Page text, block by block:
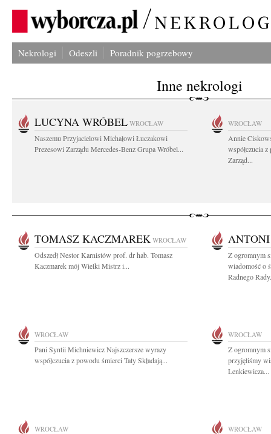
Nekrologi Odeszli Poradnik pogrzebowy
Inne nekrologi
LUCYNA WRÓBEL WROCŁAW
Naszemu Przyjacielowi Michałowi Łuczakowi
Prezesowi Zarządu Mercedes-Benz Grupa Wróbel...
WROCŁAW
Annie
współczucia
Zarząd...
TOMASZ KACZMAREK WROCŁAW
Odszedł Nestor Karnistów prof. dr hab. Tomasz
Kaczmarek mój Wielki Mistrz i...
Z ogromnym
wiadomość o
Radnego
WROCŁAW
Pani Syntii Michniewicz Najszczersze wyrazy
współczucia z powodu śmierci Taty Składają...
WROCŁAW
Z ogromnym
przyjęliśmy
Lenkiewicza...
WROCŁAW WROCŁAW